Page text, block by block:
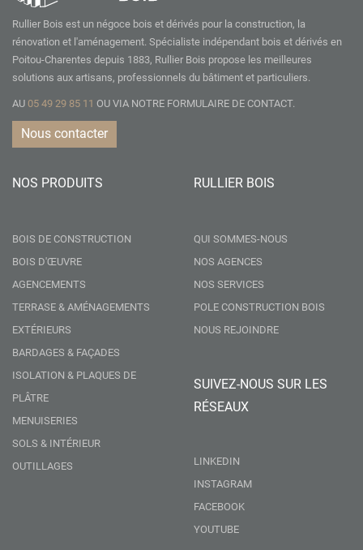
Rullier Bois est un négoce bois et dérivés pour la construction, la
rénovation et l'aménagement. Spécialiste indépendant bois et dérivés en
Poitou-Charentes depuis 1883, Rullier Bois propose les meilleures
solutions aux artisans, professionnels du bâtiment et particuliers.
AU 05 49 29 85 11 OU VIA NOTRE FORMULAIRE DE CONTACT.
Nous contacter
NOS PRODUITS
BOIS DE CONSTRUCTION
BOIS D'ŒUVRE
AGENCEMENTS
TERRASE & AMÉNAGEMENTS
EXTÉRIEURS
BARDAGES & FAÇADES
ISOLATION & PLAQUES DE
PLÂTRE
MENUISERIES
SOLS & INTÉRIEUR
OUTILLAGES
RULLIER BOIS
QUI SOMMES-NOUS
NOS AGENCES
NOS SERVICES
POLE CONSTRUCTION BOIS
NOUS REJOINDRE
SUIVEZ-NOUS SUR LES
RÉSEAUX
LINKEDIN
INSTAGRAM
FACEBOOK
YOUTUBE